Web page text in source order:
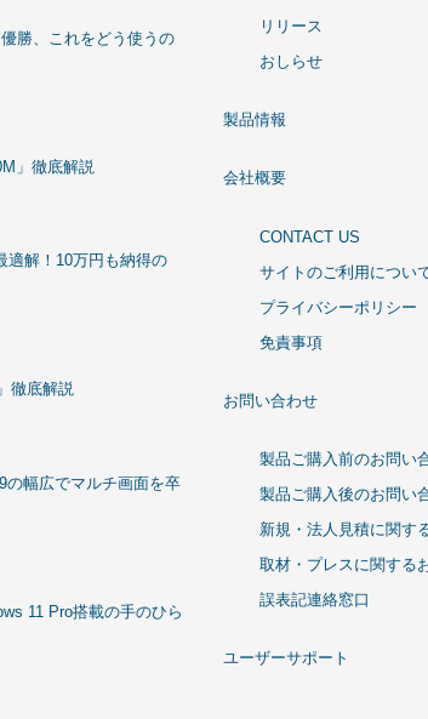
勝、これをどう使うの
」徹底解説
適解！10万円も納得の
徹底解説
の幅広でマルチ画面を卒
11 Pro搭載の手のひら
リリース
おしらせ
製品情報
会社概要
CONTACT US
サイトのご利用につい
プライバシーポリシー
免責事項
お問い合わせ
製品ご購入前のお問い
製品ご購入後のお問い
新規・法人見積に関す
取材・プレスに関する
誤表記連絡窓口
ユーザーサポート